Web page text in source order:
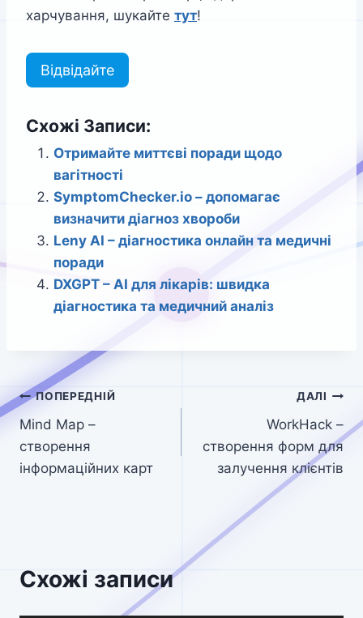
харчування, шукайте тут!
Відвідайте
Схожі Записи:
Отримайте миттєві поради щодо
вагітності
SymptomChecker.io – допомагає
визначити діагноз хвороби
Leny AI – діагностика онлайн та медичні
поради
DXGPT – AI для лікарів: швидка
діагностика та медичний аналіз
Навігація
записів
ПОПЕРЕДНІЙ
Mind Map –
створення
інформаційних карт
ДАЛІ
WorkHack –
cтворення форм для
залучення клієнтів
Схожі записи